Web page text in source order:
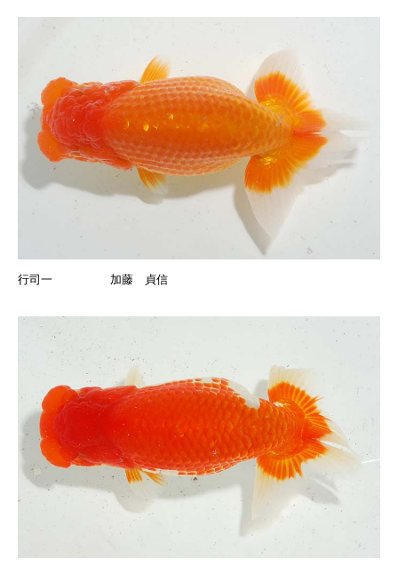
行司一 加藤 貞信